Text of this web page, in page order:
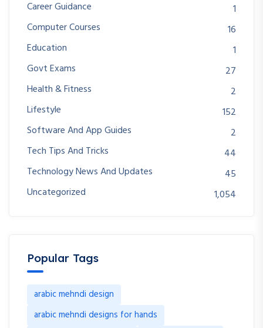
Career Guidance
1
Computer Courses
16
Education
1
Govt Exams
27
Health & Fitness
2
Lifestyle
152
Software And App Guides
2
Tech Tips And Tricks
44
Technology News And Updates
45
Uncategorized
1,054
Popular Tags
arabic mehndi design
arabic mehndi designs for hands